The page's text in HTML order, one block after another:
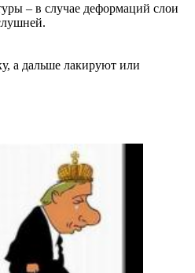
– в случае деформаций слои
а дальше лакируют или